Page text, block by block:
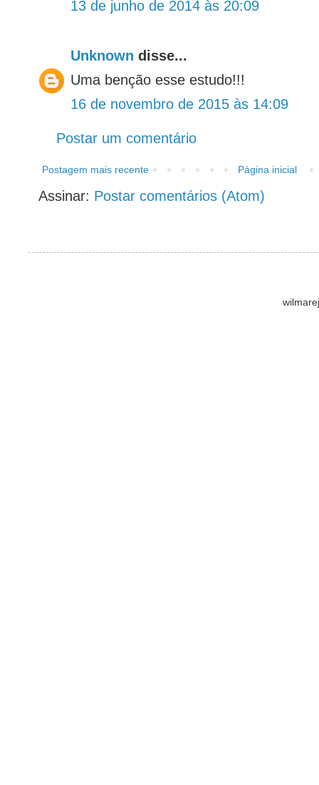
13 de junho de 2014 às 20:09
Unknown disse...
Uma benção esse estudo!!!
16 de novembro de 2015 às 14:09
Postar um comentário
Postagem mais recente Página inicial
Assinar: Postar comentários (Atom)